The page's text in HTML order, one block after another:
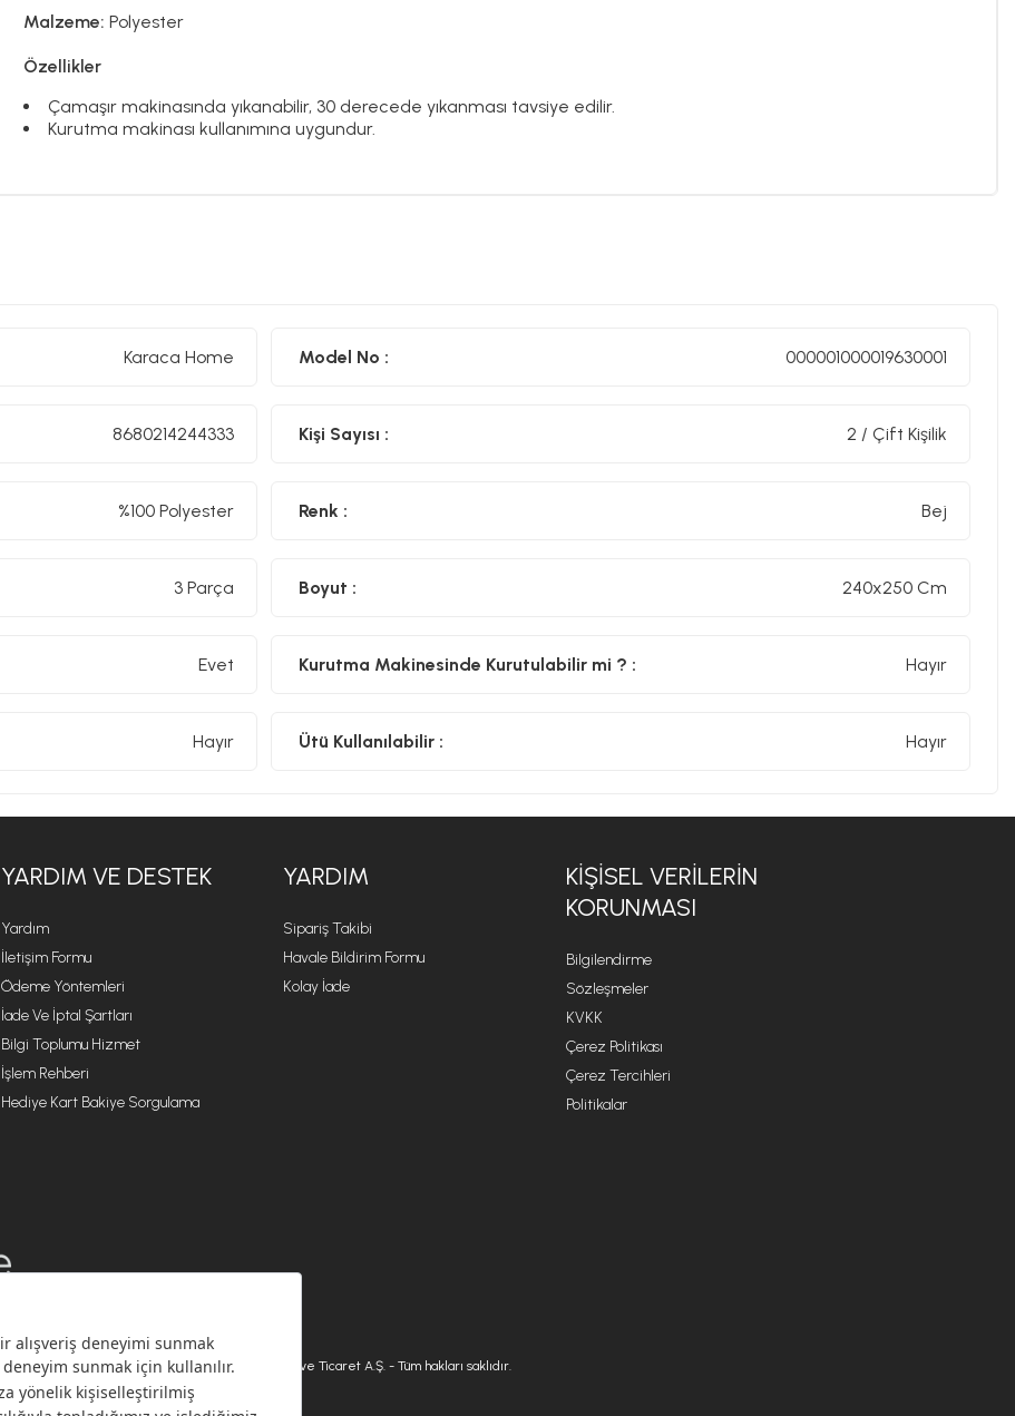
Malzeme:Polyester
Özellikler
Çamaşır makinasında yıkanabilir, 30 derecede yıkanması tavsiye edilir.
Kurutma makinası kullanımına uygundur.
Karaca Home Model No : 000001000019630001
8680214244333 Kişi Sayısı : 2 / Çift Kişilik
%100 Polyester Renk : Bej
3 Parça Boyut : 240x250 Cm
Evet Kurutma Makinesinde Kurutulabilir mi ? : Hayır
Hayır Ütü Kullanılabilir : Hayır
YARDIM VE DESTEK
Yardım
İletişim Formu
Ödeme Yöntemleri
İade Ve İptal Şartları
Bilgi Toplumu Hizmet
İşlem Rehberi
Hediye Kart Bakiye Sorgulama
YARDIM
Sipariş Takibi
Havale Bildirim Formu
Kolay İade
KİŞİSEL VERİLERİN
KORUNMASI
Bilgilendirme
Sözleşmeler
KVKK
Çerez Politikası
Çerez Tercihleri
Politikalar
© 2026 Karaca Home Collection Tekstil Sanayi ve Ticaret A.Ş. - Tüm hakları saklıdır.